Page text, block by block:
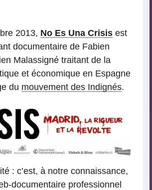
2013, No Es Una Crisis est
documentaire de Fabien
Malassigné traitant de la
et économique en Espagne
du mouvement des Indignés.
: c’est, à notre connaissance,
documentaire professionnel